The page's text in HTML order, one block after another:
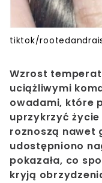
tiktok/
Wzrost
uciążliwymi
owadami, które
uprzykrzyć
roznoszą nawet
udostępniono
pokazała, co
kryją